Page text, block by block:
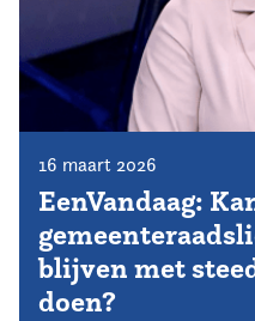
16 maart 2026
EenVandaag:
blijven met
doen?